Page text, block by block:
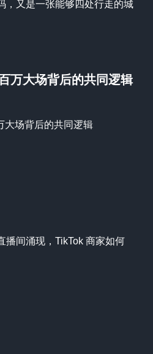
，又是一张能够四处行走的城
播间涌现，TikTok 商家如何
万大场背后的共同逻辑